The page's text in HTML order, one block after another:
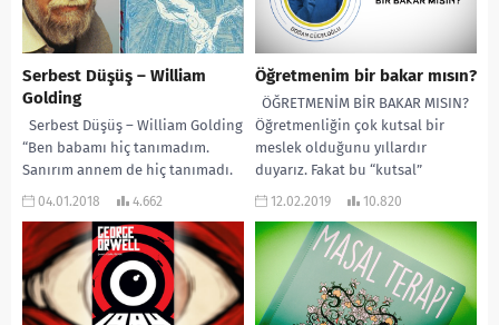
Serbest Düşüş – William
Golding
Serbest Düşüş – William Golding
“Ben babamı hiç tanımadım.
Sanırım annem de hiç tanımadı.
Tabi ki emin olamam ama...
04.01.2018 4.662
Öğretmenim bir bakar mısın?
ÖĞRETMENİM BİR BAKAR MISIN?
Öğretmenliğin çok kutsal bir
meslek olduğunu yıllardır
duyarız. Fakat bu “kutsal”
kavramının ne anlama geldiğini...
12.02.2019 10.820